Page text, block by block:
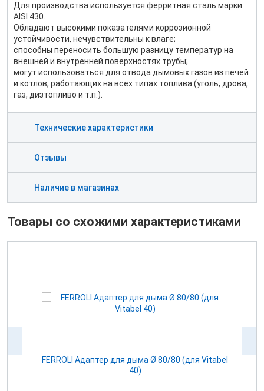
Для производства используется ферритная сталь марки
AISI 430.
Обладают высокими показателями коррозионной
устойчивости, нечувствительны к влаге;
способны переносить большую разницу температур на
внешней и внутренней поверхностях трубы;
могут использоваться для отвода дымовых газов из печей
и котлов, работающих на всех типах топлива (уголь, дрова,
газ, дизтопливо и т.п.).
Технические характеристики
Отзывы
Наличие в магазинах
Товары со схожими характеристиками
FERROLI Адаптер для дыма Ø 80/80 (для Vitabel
40)